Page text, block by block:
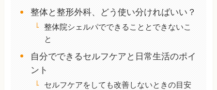
整体と整形外科、どう使い分ければいい？
整体院シェルパでできることとできないこ
と
自分でできるセルフケアと日常生活のポイ
ント
セルフケアをしても改善しないときの目安